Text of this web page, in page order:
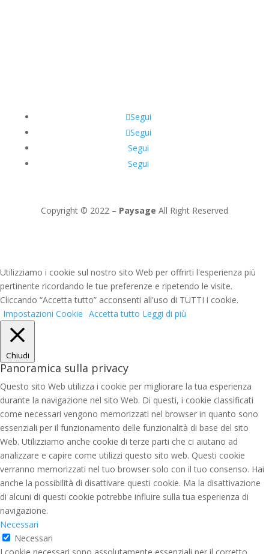
Segui
Segui
Segui
Segui
Copyright © 2022 – Paysage All Right Reserved
Utilizziamo i cookie sul nostro sito Web per offrirti l'esperienza più
pertinente ricordando le tue preferenze e ripetendo le visite.
Cliccando “Accetta tutto” acconsenti all'uso di TUTTI i cookie.
Impostazioni Cookie Accetta tutto Leggi di più
Chiudi
Panoramica sulla privacy
Questo sito Web utilizza i cookie per migliorare la tua esperienza
durante la navigazione nel sito Web. Di questi, i cookie classificati
come necessari vengono memorizzati nel browser in quanto sono
essenziali per il funzionamento delle funzionalità di base del sito
Web. Utilizziamo anche cookie di terze parti che ci aiutano ad
analizzare e capire come utilizzi questo sito web. Questi cookie
verranno memorizzati nel tuo browser solo con il tuo consenso. Hai
anche la possibilità di disattivare questi cookie. Ma la disattivazione
di alcuni di questi cookie potrebbe influire sulla tua esperienza di
navigazione.
Necessari
Necessari